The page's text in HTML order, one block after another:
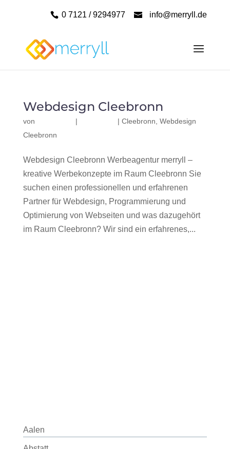
0 7121 / 9294977 info@merryll.de
Webdesign Cleebronn
von | | Cleebronn Webdesign
Cleebronn
Webdesign Cleebronn Werbeagentur merryll –
kreative Werbekonzepte im Raum Cleebronn Sie
suchen einen professionellen und erfahrenen
Partner für Webdesign, Programmierung und
Optimierung von Webseiten und was dazugehört
im Raum Cleebronn? Wir sind ein erfahrenes,...
Aalen